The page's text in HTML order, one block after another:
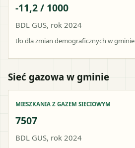
-11,2 / 1000
BDL GUS, rok 2024
tło dla zmian demograficznych w gminie
Sieć gazowa w gminie
MIESZKANIA Z GAZEM SIECIOWYM
7507
BDL GUS, rok 2024